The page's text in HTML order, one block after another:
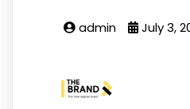
admin July 3,